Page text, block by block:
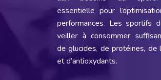
essentielle pour
performances. Les sportifs
veiller à consommer
de glucides, de protéines, de
et d’antioxydants.